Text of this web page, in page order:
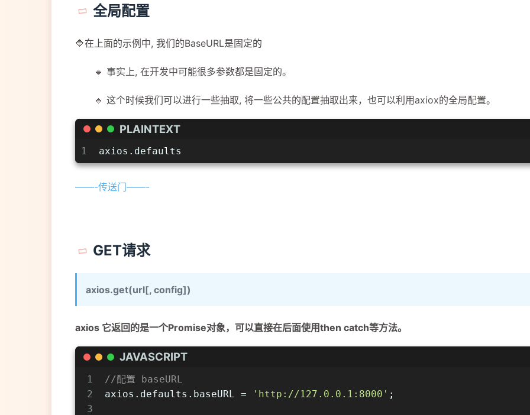
全局配置
🔷在上面的示例中, 我们的BaseURL是固定的
🔹 事实上, 在开发中可能很多参数都是固定的。
🔹 这个时候我们可以进行一些抽取, 将一些公共的配置抽取出来，也可以利用axiox的全局配置。
PLAINTEXT
1 axios.defaults
——-传送门——-
GET请求
axios.get(url[, config])
axios 它返回的是一个Promise对象，可以直接在后面使用then catch等方法。
JAVASCRIPT
1
2
3
//配置 baseURL
axios.defaults.baseURL =
'http://127.0.0.1:8000' ;